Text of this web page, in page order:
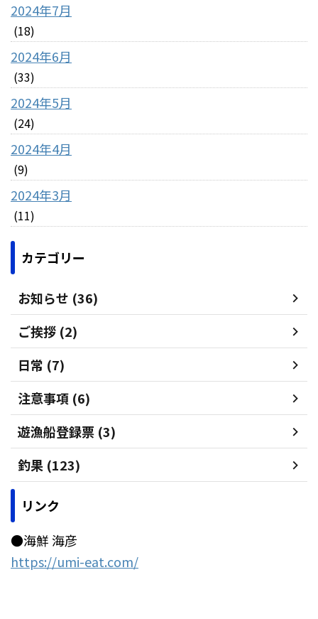
2024年7月
(18)
2024年6月
(33)
2024年5月
(24)
2024年4月
(9)
2024年3月
(11)
カテゴリー
お知らせ (36)
ご挨拶 (2)
日常 (7)
注意事項 (6)
遊漁船登録票 (3)
釣果 (123)
リンク
●海鮮 海彦
https://umi-eat.com/